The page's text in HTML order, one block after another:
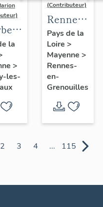
la
>
les-
(Contributeur)
Rennes-
en-
Grenouilles
:
de la
commune
Pays de la
Loire >
Mayenne >
Rennes-
en-
Grenouilles
2 3 4 ... 115